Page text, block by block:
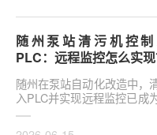
随州泵站清污机控
PLC：远程监控怎么实现
随州在泵站自动化改造中，
入PLC并实现远程监控已成
传统清污机多采用继电器硬